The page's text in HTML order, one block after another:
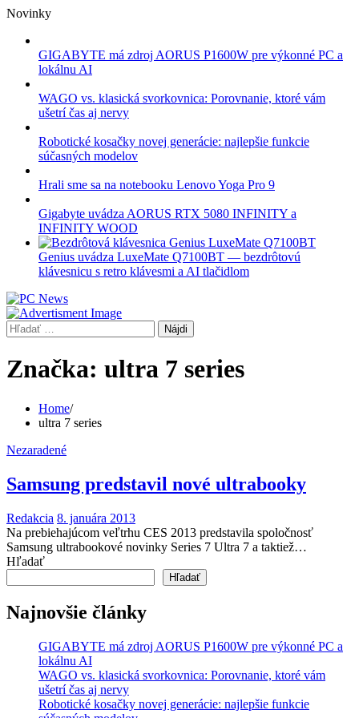
Skip
content
Novinky
GIGABYTE má zdroj AORUS P1600W pre výkonné PC a
lokálnu AI
WAGO vs. klasická svorkovnica: Porovnanie, ktoré vám
ušetrí čas aj nervy
Robotické kosačky novej generácie: najlepšie funkcie
súčasných modelov
Hrali sme sa na notebooku Lenovo Yoga Pro 9
Gigabyte uvádza AORUS RTX 5080 INFINITY a
INFINITY WOOD
Genius uvádza LuxeMate Q7100BT — bezdrôtovú
klávesnicu s retro klávesmi a AI tlačidlom
Hľadať:
Značka: ultra 7 series
Home
ultra 7 series
Nezaradené
Samsung predstavil nové ultrabooky
Redakcia 8. januára 2013
Na prebiehajúcom veľtrhu CES 2013 predstavila spoločnosť
Samsung ultrabookové novinky Series 7 Ultra 7 a taktiež…
Hľadať
Hľadať
Najnovšie články
GIGABYTE má zdroj AORUS P1600W pre výkonné PC a
lokálnu AI
WAGO vs. klasická svorkovnica: Porovnanie, ktoré vám
ušetrí čas aj nervy
Robotické kosačky novej generácie: najlepšie funkcie